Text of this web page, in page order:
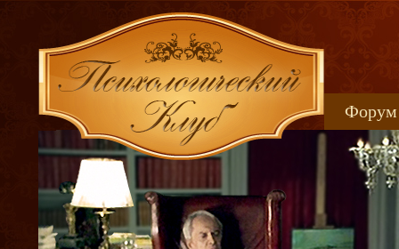
Форум